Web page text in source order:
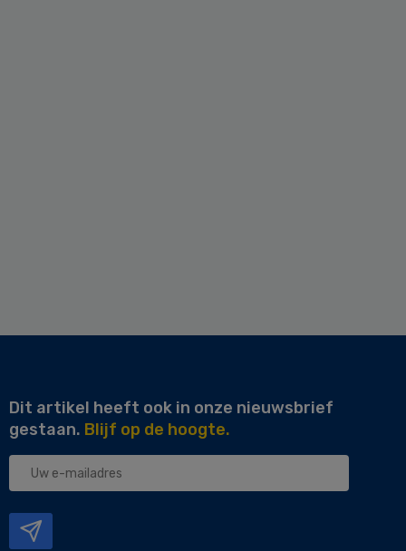
Dit artikel heeft ook in onze nieuwsbrief
gestaan. Blijf op de hoogte.
Uw